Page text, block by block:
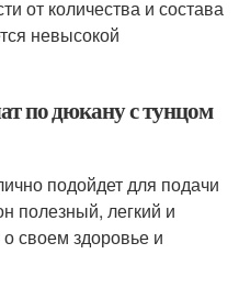
от количества и состава
невысокой
по дюкану с тунцом
подойдет для подачи
полезный, легкий и
о своем здоровье и